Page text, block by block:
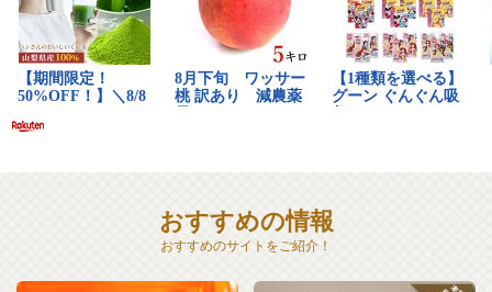
おすすめの情報
おすすめのサイトをご紹介！